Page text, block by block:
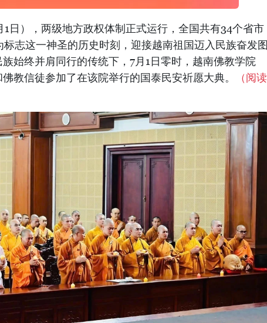
日），两级地方政权体制正式运行，全国共有34个省市
志这一神圣的历史时刻，迎接越南祖国迈入民族奋发图
始终并肩同行的传统下，7月1日零时，越南佛教学院
佛教信徒参加了在该院举行的国泰民安祈愿大典。
（阅读